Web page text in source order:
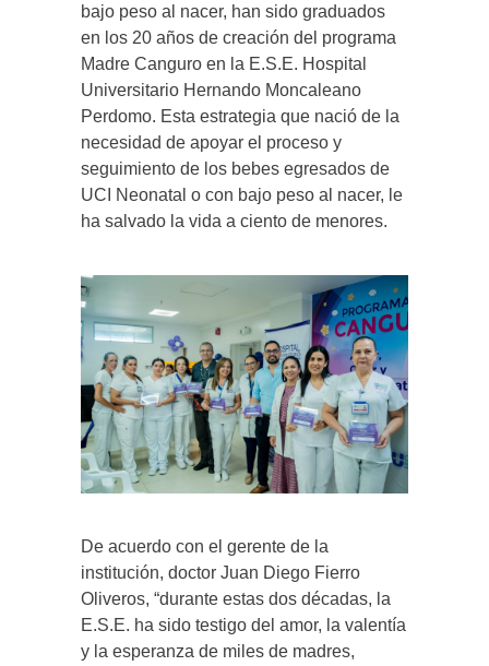
bajo peso al nacer, han sido graduados
en los 20 años de creación del programa
Madre Canguro en la E.S.E. Hospital
Universitario Hernando Moncaleano
Perdomo. Esta estrategia que nació de la
necesidad de apoyar el proceso y
seguimiento de los bebes egresados de
UCI Neonatal o con bajo peso al nacer, le
ha salvado la vida a ciento de menores.
De acuerdo con el gerente de la
institución, doctor Juan Diego Fierro
Oliveros, “durante estas dos décadas, la
E.S.E. ha sido testigo del amor, la valentía
y la esperanza de miles de madres,